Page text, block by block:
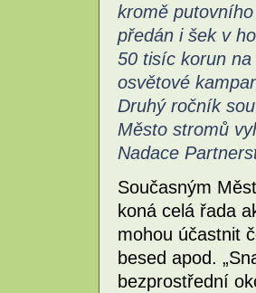
kromě
předán i šek v
50 tisíc korun na
osvětové
Druhý ročník
Město stromů
Nadace
Současným
koná celá řada
mohou účastnit
besed apod.
bezprostřední